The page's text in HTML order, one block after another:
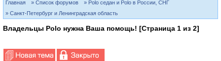
Главная » Список форумов
» Polo седан и Polo в России, СНГ
» Санкт-Петербург и Ленинградская область
Владельцы Polo нужна Ваша помощь! [Страница 1 из 2]